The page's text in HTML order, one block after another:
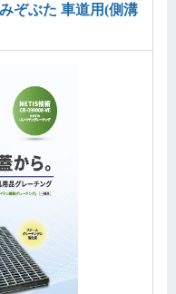
ぞぶた 車道用(側溝